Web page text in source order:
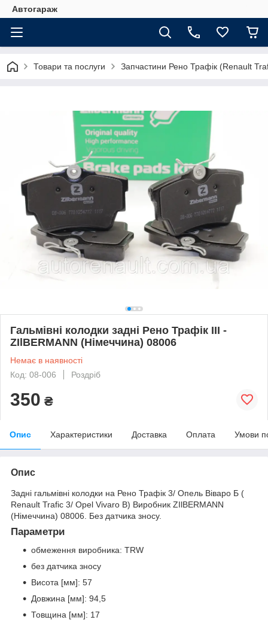
Автогараж
Товари та послуги Запчастини Рено Трафік (Renault
Гальмівні колодки задні Рено Трафік III -
ZIlBERMANN (Німеччина) 08006
Немає в наявності
Код: 08-006
Роздріб
350 ₴
Опис Характеристики Доставка Оплата Умови
Опис
Задні гальмівні колодки на Рено Трафік 3/ Опель Віваро Б (
Renault Trafic 3/ Opel Vivaro B) Виробник ZIlBERMANN
(Німеччина) 08006. Без датчика зносу.
Параметри
обмеження виробника: TRW
без датчика зносу
Висота [мм]: 57
Довжина [мм]: 94,5
Товщина [мм]: 17